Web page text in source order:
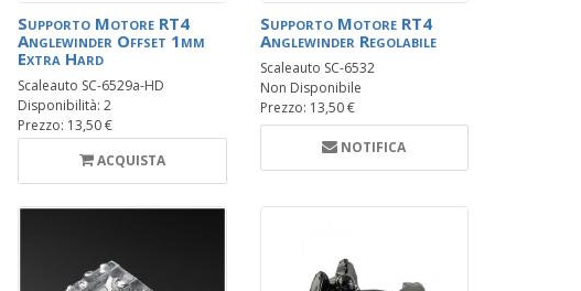
Supporto Motore RT4
Anglewinder Offset 1mm
Extra Hard
Scaleauto SC-6529a-HD
Disponibilità: 2
Prezzo: 13,50 €
ACQUISTA
Supporto Motore RT4
Anglewinder Regolabile
Scaleauto SC-6532
Non Disponibile
Prezzo: 13,50 €
NOTIFICA